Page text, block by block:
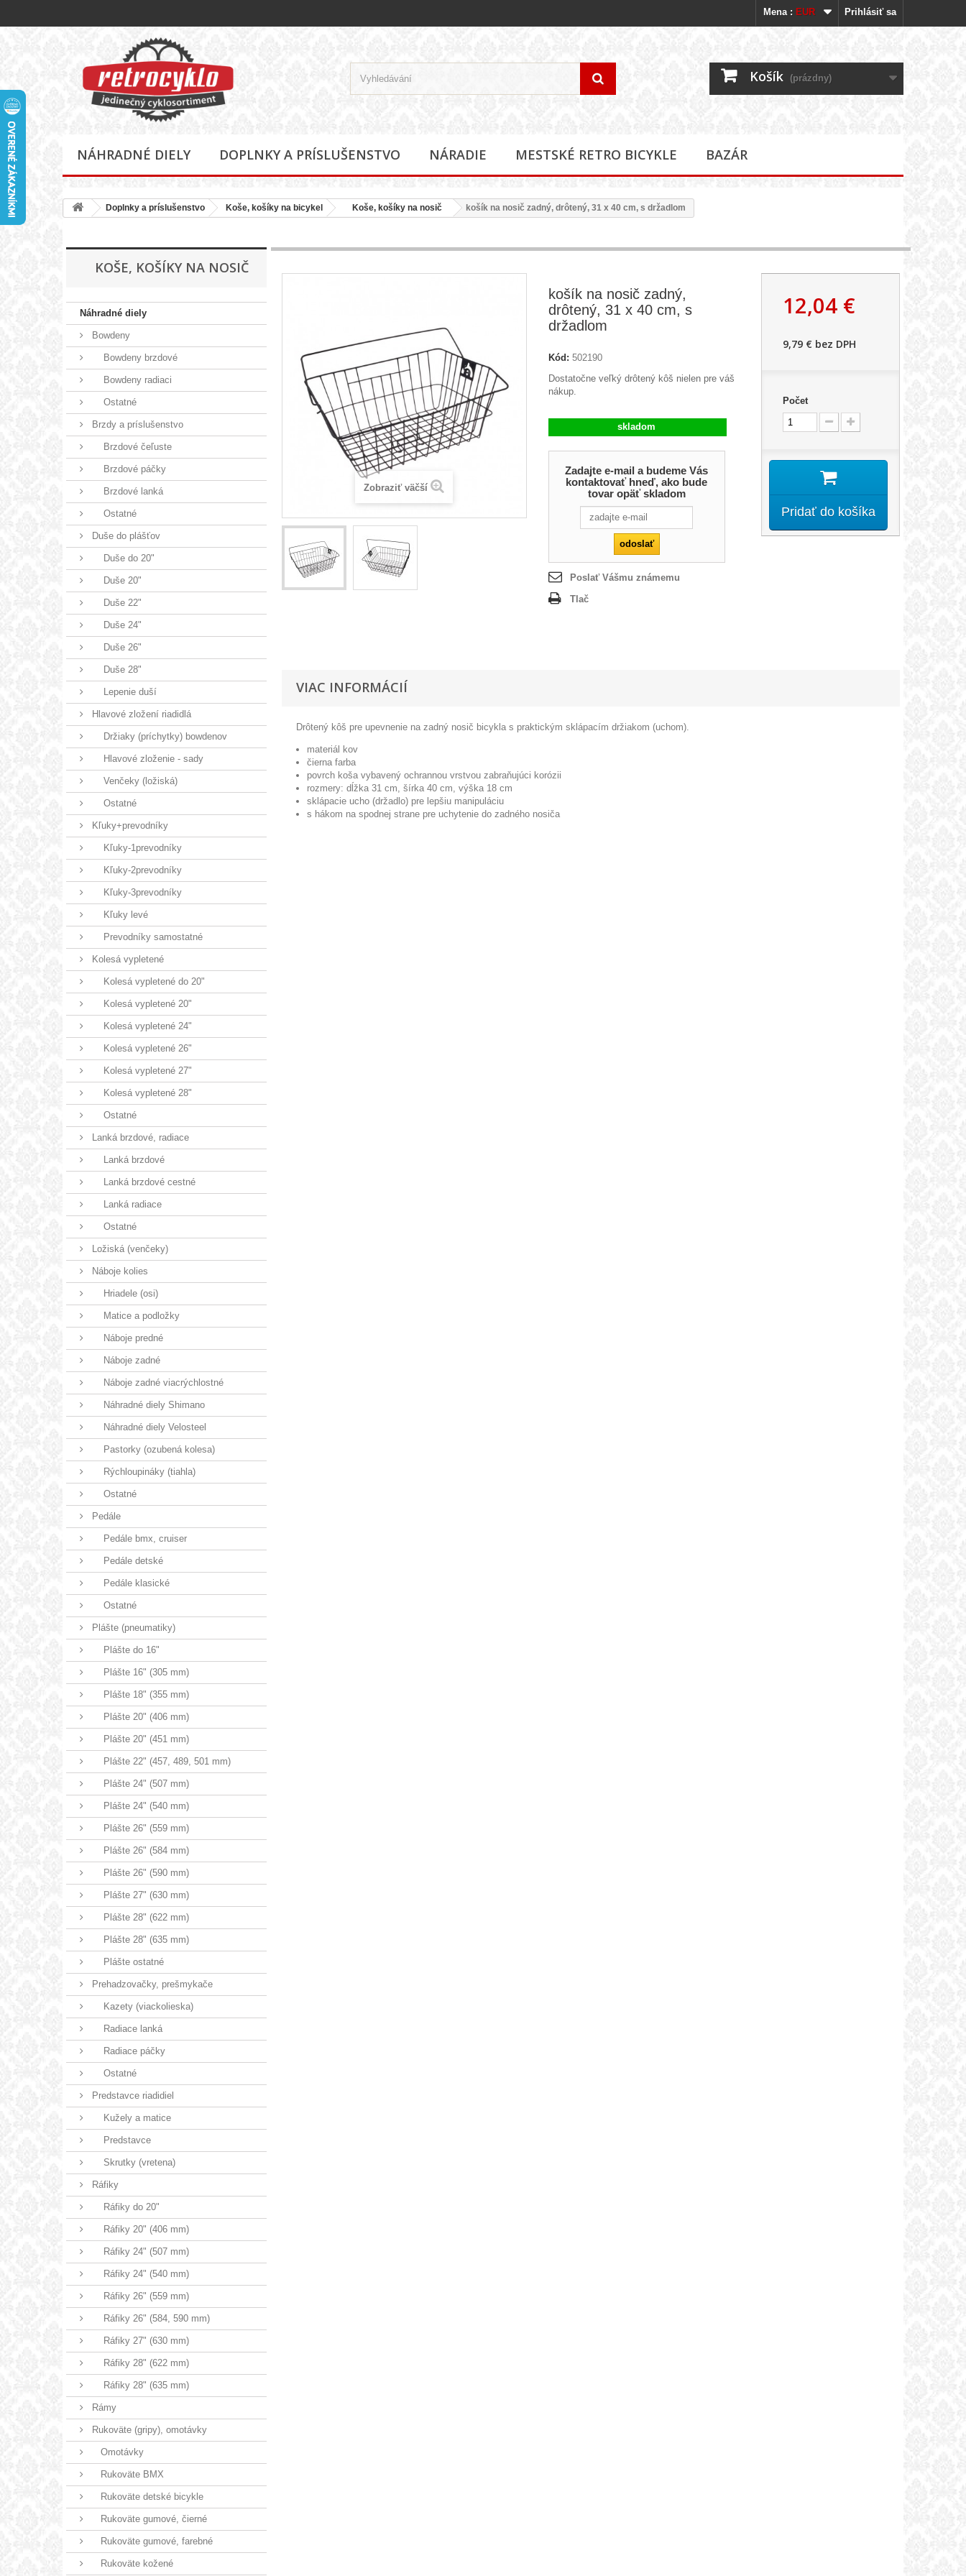
Prihlásiť sa
Mena : EUR
Košík (prázdny)
NÁHRADNÉ DIELY DOPLNKY A PRÍSLUŠENSTVO NÁRADIE MESTSKÉ RETRO BICYKLE BAZÁR
Doplnky a príslušenstvo Koše, košíky na bicykel Koše, košíky na nosič košík na nosič zadný, drôtený, 31 x 40 cm, s držadlom
KOŠE, KOŠÍKY NA NOSIČ
Náhradné diely
Bowdeny
Bowdeny brzdové
Bowdeny radiaci
Ostatné
Brzdy a príslušenstvo
Brzdové čeľuste
Brzdové páčky
Brzdové lanká
Ostatné
Duše do plášťov
Duše do 20"
Duše 20"
Duše 22"
Duše 24"
Duše 26"
Duše 28"
Lepenie duší
Hlavové zložení riadidlá
Držiaky (príchytky) bowdenov
Hlavové zloženie - sady
Venčeky (ložiská)
Ostatné
Kľuky+prevodníky
Kľuky-1prevodníky
Kľuky-2prevodníky
Kľuky-3prevodníky
Kľuky levé
Prevodníky samostatné
Kolesá vypletené
Kolesá vypletené do 20"
Kolesá vypletené 20"
Kolesá vypletené 24"
Kolesá vypletené 26"
Kolesá vypletené 27"
Kolesá vypletené 28"
Ostatné
Lanká brzdové, radiace
Lanká brzdové
Lanká brzdové cestné
Lanká radiace
Ostatné
Ložiská (venčeky)
Náboje kolies
Hriadele (osi)
Matice a podložky
Náboje predné
Náboje zadné
Náboje zadné viacrýchlostné
Náhradné diely Shimano
Náhradné diely Velosteel
Pastorky (ozubená kolesa)
Rýchloupináky (tiahla)
Ostatné
Pedále
Pedále bmx, cruiser
Pedále detské
Pedále klasické
Ostatné
Plášte (pneumatiky)
Plášte do 16"
Plášte 16" (305 mm)
Plášte 18" (355 mm)
Plášte 20" (406 mm)
Plášte 20" (451 mm)
Plášte 22" (457, 489, 501 mm)
Plášte 24" (507 mm)
Plášte 24" (540 mm)
Plášte 26" (559 mm)
Plášte 26" (584 mm)
Plášte 26" (590 mm)
Plášte 27" (630 mm)
Plášte 28" (622 mm)
Plášte 28" (635 mm)
Plášte ostatné
Prehadzovačky, prešmykače
Kazety (viackolieska)
Radiace lanká
Radiace páčky
Ostatné
Predstavce riadidiel
Kužely a matice
Predstavce
Skrutky (vretena)
Ráfiky
Ráfiky do 20"
Ráfiky 20" (406 mm)
Ráfiky 24" (507 mm)
Ráfiky 24" (540 mm)
Ráfiky 26" (559 mm)
Ráfiky 26" (584, 590 mm)
Ráfiky 27" (630 mm)
Ráfiky 28" (622 mm)
Ráfiky 28" (635 mm)
Rámy
Rukoväte (gripy), omotávky
Omotávky
Rukoväte BMX
Rukoväte detské bicykle
Rukoväte gumové, čierné
Rukoväte gumové, farebné
Rukoväte kožené
Zobraziť väčší
košík na nosič zadný,
drôtený, 31 x 40 cm, s
držadlom
Kód: 502190
Dostatočne veľký drôtený kôš nielen pre váš
nákup.
skladom
Zadajte e-mail a budeme Vás
kontaktovať hneď, ako bude
tovar opäť skladom
Poslať Vášmu známemu
Tlač
12,04 €
9,79 € bez DPH
Počet
Pridať do košíka
VIAC INFORMÁCIÍ
Drôtený kôš pre upevnenie na zadný nosič bicykla s praktickým sklápacím držiakom (uchom).
materiál kov
čierna farba
povrch koša vybavený ochrannou vrstvou zabraňujúci korózii
rozmery: dĺžka 31 cm, šírka 40 cm, výška 18 cm
sklápacie ucho (držadlo) pre lepšiu manipuláciu
s hákom na spodnej strane pre uchytenie do zadného nosiča